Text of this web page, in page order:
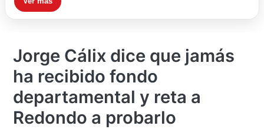
Jorge Cálix dice que jamás
ha recibido fondo
departamental y reta a
Redondo a probarlo